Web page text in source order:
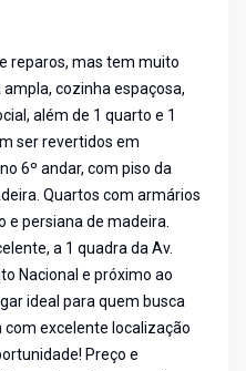
reparos, mas tem muito
cozinha espaçosa,
além de 1 quarto e 1
ser revertidos em
6º andar, com piso da
Quartos com armários
e persiana de madeira.
a 1 quadra da Av.
Nacional e próximo ao
ideal para quem busca
excelente localização
Preço e